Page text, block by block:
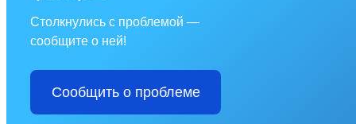
Столкнулись с проблемой —
сообщите о ней!
Сообщить о проблеме